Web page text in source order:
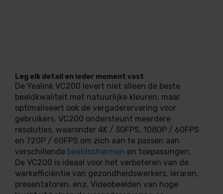
Leg elk detail en ieder moment vast
De Yealink VC200 levert niet alleen de beste
beeldkwaliteit met natuurlijke kleuren, maar
optimaliseert ook de vergaderervaring voor
gebruikers. VC200 ondersteunt meerdere
resoluties, waaronder 4K / 30FPS, 1080P / 60FPS
en 720P / 60FPS om zich aan te passen aan
verschillende beeldschermen en toepassingen.
De VC200 is ideaal voor het verbeteren van de
werkefficiëntie van gezondheidswerkers, leraren,
presentatoren, enz. Videobeelden van hoge